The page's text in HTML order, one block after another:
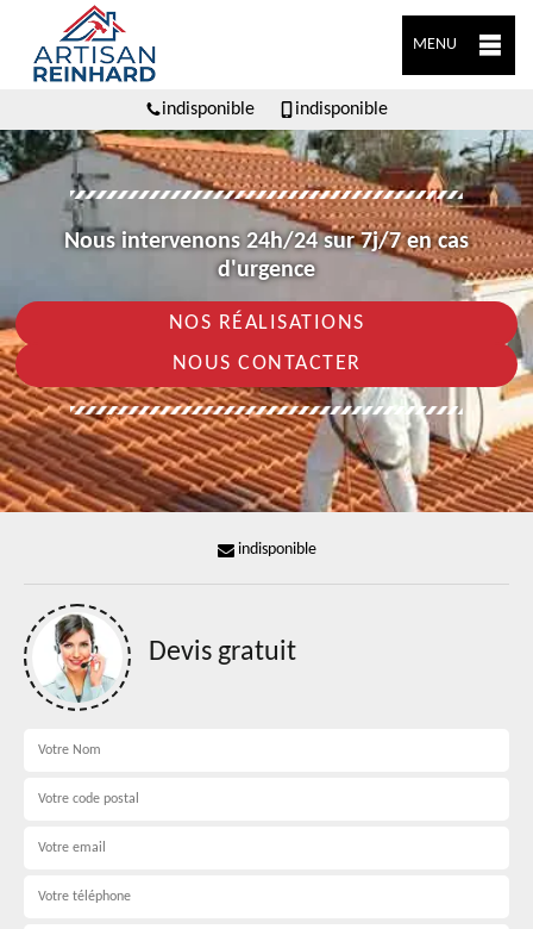
MENU
indisponible indisponible
Nous intervenons 24h/24 sur 7j/7 en cas
d'urgence
NOS RÉALISATIONS
NOUS CONTACTER
indisponible
Devis gratuit